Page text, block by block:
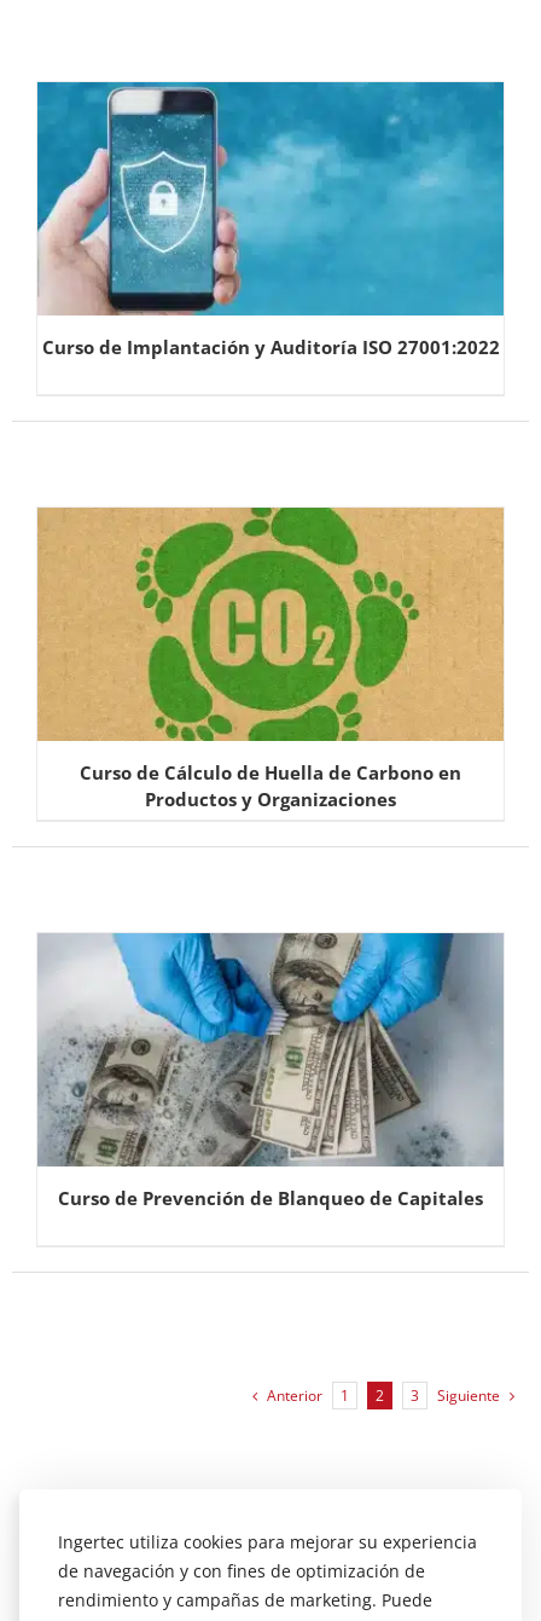
Curso de Implantación y Auditoría ISO 27001:2022
Curso de Cálculo de Huella de Carbono en
Productos y Organizaciones
Curso de Prevención de Blanqueo de Capitales
Anterior 1 2 3 Siguiente
Ingertec utiliza cookies para mejorar su experiencia
de navegación y con fines de optimización de
rendimiento y campañas de marketing. Puede